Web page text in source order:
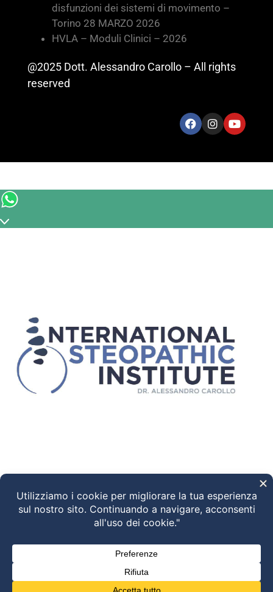
disfunzioni dei sistemi di movimento –
Torino 28 MARZO 2026
HVLA – Moduli Clinici – 2026
@2025 Dott. Alessandro Carollo – All rights
reserved
Ciao! Come possiamo aiutarti?
"+chaty_settings.lang.emoji_picker+"
WhatsApp Message